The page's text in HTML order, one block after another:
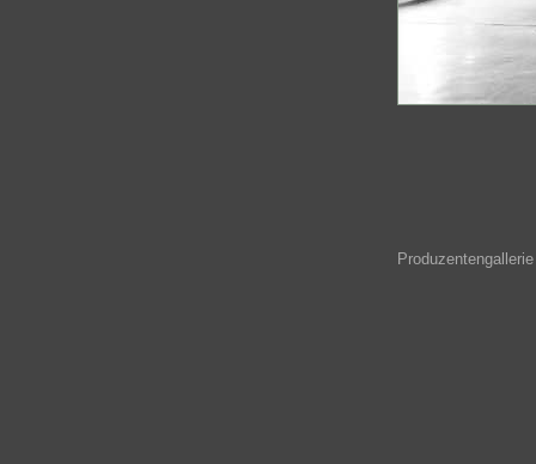
Produzentengallerie